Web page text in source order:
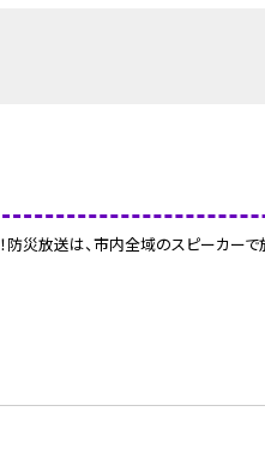
災放送は、市内全域のスピーカー